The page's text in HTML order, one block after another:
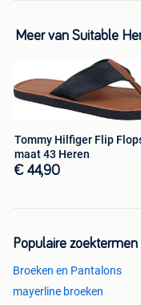
Meer van Suitable
Tommy Hilfiger Flip
maat 43 Heren
€ 44,90
Populaire zoektermen
Broeken en Pantalons
mayerline broeken